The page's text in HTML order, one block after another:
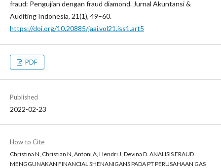
fraud: Pengujian dengan fraud diamond. Jurnal Akuntansi &
Auditing Indonesia, 21(1), 49–60.
https://doi.org/10.20885/jaai.vol21.iss1.art5
PDF
Published
2022-02-23
How to Cite
Christina N, Christian N, Antoni A, Hendri J, Devina D. ANALISIS FRAUD
MENGGUNAKAN FINANCIAL SHENANIGANS PADA PT PERUSAHAAN GAS